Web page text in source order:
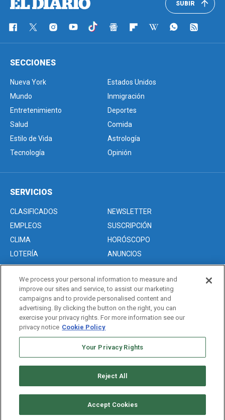
SUBIR
SECCIONES
Nueva York
Estados Unidos
Mundo
Inmigración
Entretenimiento
Deportes
Salud
Comida
Estilo de Vida
Astrología
Tecnología
Opinión
SERVICIOS
CLASIFICADOS
NEWSLETTER
EMPLEOS
SUSCRIPCIÓN
CLIMA
HORÓSCOPO
LOTERÍA
ANUNCIOS
Acerca de nosotros
Advertise with Us/Anuncios
Politica de Privacidad
Editorial Guidelines
We process your personal information to measure and
improve our sites and service, to assist our marketing
campaigns and to provide personalised content and
advertising. By clicking the button on the right, you can
exercise your privacy rights. For more information see our
privacy notice Cookie Policy
Your Privacy Rights
Reject All
Accept Cookies